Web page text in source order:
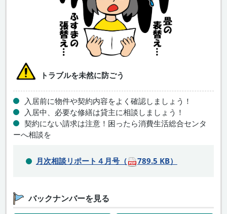
トラブルを未然に防ごう
入居前に物件や契約内容をよく確認しましょう！
入居中、必要な修繕は貸主に相談しましょう！
契約にない請求は注意！困ったら消費生活総合センタ
ーへ相談を
月次相談リポート４月号（ 789.5 KB）
バックナンバーを見る